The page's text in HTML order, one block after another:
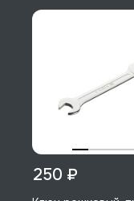
250 ₽